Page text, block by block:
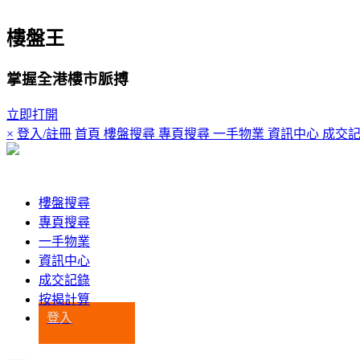
樓盤王
掌握全港樓市脈搏
立即打開
× 登入/註冊 首頁 樓盤搜尋 專頁搜尋 一手物業 資訊中心 成交
樓盤搜尋
專頁搜尋
一手物業
資訊中心
成交記錄
按揭計算
登入